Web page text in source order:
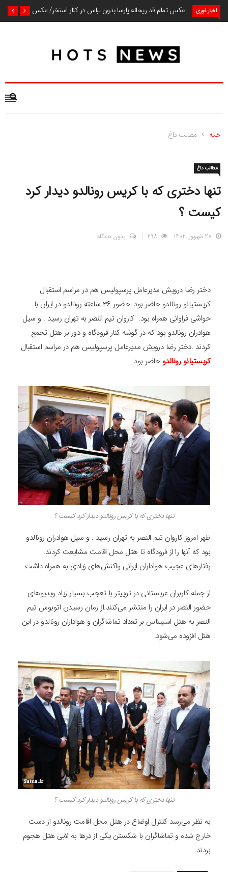
اخبار فوری عکس تمام قد ریحانه پارسا بدون لباس در کنار استخر/ عکس
خانه مطالب داغ
مطالب داغ
تنها دختری که با کریس رونالدو دیدار کرد
کیست ؟
28 شهریور, 1402 بدون دیدگاه
دختر رضا درویش مدیرعامل پرسپولیس هم در مراسم استقبال
کریستیانو رونالدو حاضر بود. حضور ۳۶ ساعته رونالدو در ایران با
حواشی فراوانی همراه بود. کاروان تیم النصر به تهران رسید . و سیل
هوادران رونالدو بود که در گوشه کنار فرودگاه و دور بر هتل تجمع
کردند .دختر رضا درویش مدیرعامل پرسپولیس هم در مراسم استقبال
کریستیانو رونالدو حاضر بود.
تنها دختری که با کریس رونالدو دیدار کرد کیست ؟
ظهر امروز کاروان تیم النصر به تهران رسید . و سیل هوادران رونالدو
بود که آنها را از فرودگاه تا هتل محل اقامت مشایعت کردند.
رفتارهای عجیب هواداران ایرانی واکنش‌های زیادی به همراه داشت.
از جمله کاربران عربستانی در توییتر با تعجب بسیار زیاد ویدیوهای
حضور النصر در ایران را منتشر می‌کنند.از زمان رسیدن اتوبوس تیم
النصر به هتل اسپیناس بر تعداد تماشاگران و هواداران رونالدو در این
هتل افزوده می‌شود.
تنها دختری که با کریس رونالدو دیدار کرد کیست ؟
به نظر می‌رسد کنترل اوضاع در هتل محل اقامت رونالدو از دست
خارج شده و تماشاگران با شکستن یکی از درها به لابی هتل هجوم
بردند.